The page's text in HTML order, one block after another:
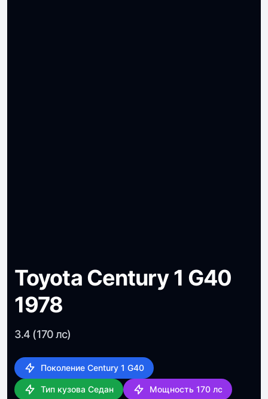
Toyota Century 1 G40
1978
3.4 (170 лс)
Поколение Century 1 G40
Тип кузова Седан Мощность 170 лс